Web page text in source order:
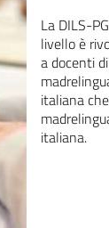
La DILS-
livello è
a docenti di
italiana
italiana.